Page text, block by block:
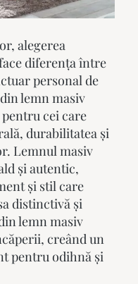
alegerea
diferența între
personal de
lemn masiv
cei care
durabilitatea și
Lemnul masiv
și autentic,
și stil care
distinctivă și
lemn masiv
creând un
pentru odihnă și